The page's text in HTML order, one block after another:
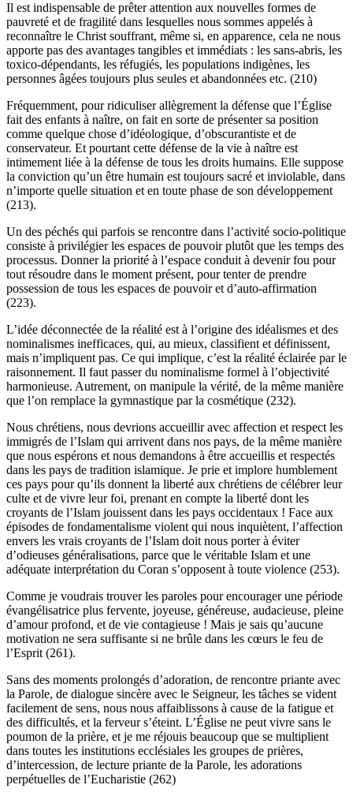
Il est indispensable de prêter attention aux nouvelles formes de
pauvreté et de fragilité dans lesquelles nous sommes appelés à
reconnaître le Christ souffrant, même si, en apparence, cela ne nous
apporte pas des avantages tangibles et immédiats : les sans-abris, les
toxico-dépendants, les réfugiés, les populations indigènes, les
personnes âgées toujours plus seules et abandonnées etc. (210)
Fréquemment, pour ridiculiser allègrement la défense que l’Église
fait des enfants à naître, on fait en sorte de présenter sa position
comme quelque chose d’idéologique, d’obscurantiste et de
conservateur. Et pourtant cette défense de la vie à naître est
intimement liée à la défense de tous les droits humains. Elle suppose
la conviction qu’un être humain est toujours sacré et inviolable, dans
n’importe quelle situation et en toute phase de son développement
(213).
Un des péchés qui parfois se rencontre dans l’activité socio-politique
consiste à privilégier les espaces de pouvoir plutôt que les temps des
processus. Donner la priorité à l’espace conduit à devenir fou pour
tout résoudre dans le moment présent, pour tenter de prendre
possession de tous les espaces de pouvoir et d’auto-affirmation
(223).
L’idée déconnectée de la réalité est à l’origine des idéalismes et des
nominalismes inefficaces, qui, au mieux, classifient et définissent,
mais n’impliquent pas. Ce qui implique, c’est la réalité éclairée par le
raisonnement. Il faut passer du nominalisme formel à l’objectivité
harmonieuse. Autrement, on manipule la vérité, de la même manière
que l’on remplace la gymnastique par la cosmétique (232).
Nous chrétiens, nous devrions accueillir avec affection et respect les
immigrés de l’Islam qui arrivent dans nos pays, de la même manière
que nous espérons et nous demandons à être accueillis et respectés
dans les pays de tradition islamique. Je prie et implore humblement
ces pays pour qu’ils donnent la liberté aux chrétiens de célébrer leur
culte et de vivre leur foi, prenant en compte la liberté dont les
croyants de l’Islam jouissent dans les pays occidentaux ! Face aux
épisodes de fondamentalisme violent qui nous inquiètent, l’affection
envers les vrais croyants de l’Islam doit nous porter à éviter
d’odieuses généralisations, parce que le véritable Islam et une
adéquate interprétation du Coran s’opposent à toute violence (253).
Comme je voudrais trouver les paroles pour encourager une période
évangélisatrice plus fervente, joyeuse, généreuse, audacieuse, pleine
d’amour profond, et de vie contagieuse ! Mais je sais qu’aucune
motivation ne sera suffisante si ne brûle dans les cœurs le feu de
l’Esprit (261).
Sans des moments prolongés d’adoration, de rencontre priante avec
la Parole, de dialogue sincère avec le Seigneur, les tâches se vident
facilement de sens, nous nous affaiblissons à cause de la fatigue et
des difficultés, et la ferveur s’éteint. L’Église ne peut vivre sans le
poumon de la prière, et je me réjouis beaucoup que se multiplient
dans toutes les institutions ecclésiales les groupes de prières,
d’intercession, de lecture priante de la Parole, les adorations
perpétuelles de l’Eucharistie (262)